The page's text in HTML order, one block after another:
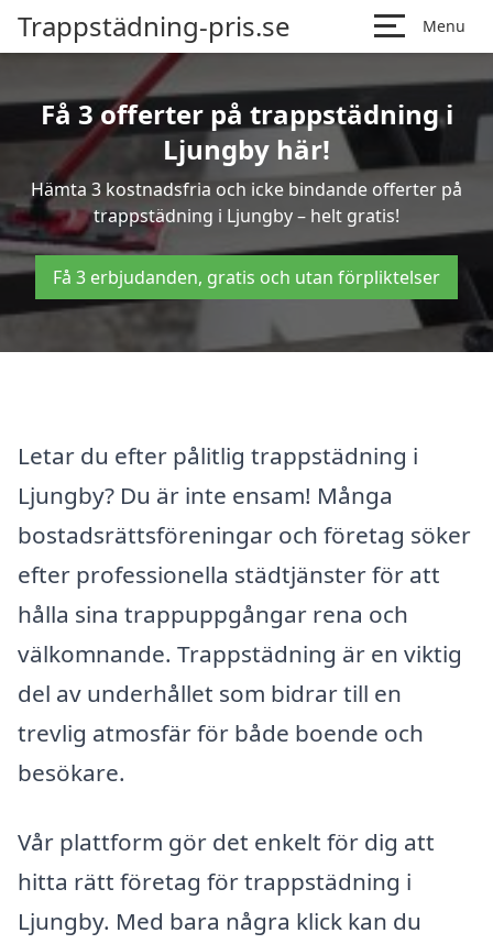
Trappstädning-pris.se Menu
Få 3 offerter på trappstädning i
Ljungby här!
Hämta 3 kostnadsfria och icke bindande offerter på
trappstädning i Ljungby – helt gratis!
Få 3 erbjudanden, gratis och utan förpliktelser
Letar du efter pålitlig trappstädning i
Ljungby? Du är inte ensam! Många
bostadsrättsföreningar och företag söker
efter professionella städtjänster för att
hålla sina trappuppgångar rena och
välkomnande. Trappstädning är en viktig
del av underhållet som bidrar till en
trevlig atmosfär för både boende och
besökare.
Vår plattform gör det enkelt för dig att
hitta rätt företag för trappstädning i
Ljungby. Med bara några klick kan du